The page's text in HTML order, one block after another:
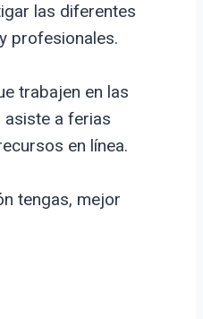
las diferentes
profesionales.
trabajen en las
asiste a ferias
en línea.
tengas, mejor